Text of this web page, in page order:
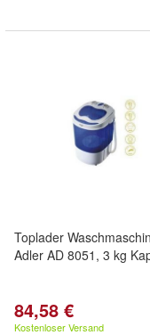
Toplader
Adler AD 8051, 3 kg
84,58 €
Kostenloser Versand